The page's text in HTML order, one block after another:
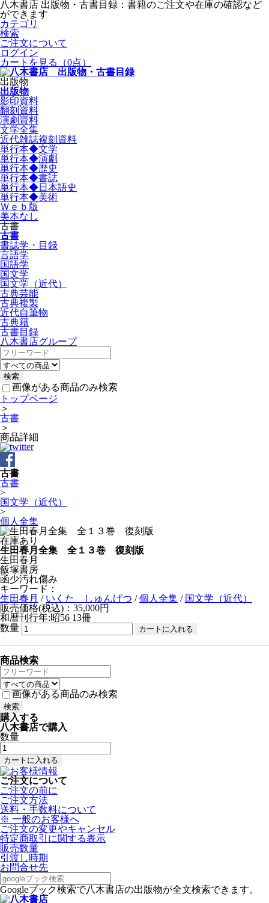
八木書店 出版物・古書目録：書籍のご注文や在庫の確認など
ができます
カテゴリ
検索
ご注文について
ログイン
カートを見る
（0点）
出版物
出版物
影印資料
翻刻資料
演劇資料
文学全集
近代雑誌複刻資料
単行本◆文学
単行本◆演劇
単行本◆歴史
単行本◆書誌
単行本◆日本語史
単行本◆美術
Ｗｅｂ版
美本なし
古書
古書
書誌学・目録
言語学
国語学
国文学
国文学（近代）
古典芸能
古典複製
近代自筆物
古典籍
古書目録
八木書店グループ
画像がある商品のみ検索
トップページ
＞
古書
＞
商品詳細
古書
古書
>
国文学（近代）
>
個人全集
在庫あり
生田春月全集 全１３巻 復刻版
生田春月
飯塚書房
函少汚れ傷み
キーワード：
生田春月 / いくた しゅんげつ /個人全集 / 国文学（近代）
販売価格(税込)：35,000円
和暦刊行年:昭56 13冊
数量
商品検索
画像がある商品のみ検索
購入する
八木書店で購入
数量
ご注文について
ご注文の前に
ご注文方法
送料・手数料について
※ 一般のお客様へ
ご注文の変更やキャンセル
特定商取引に関する表示
販売数量
引渡し時期
お問合せ先
Googleブック検索で八木書店の出版物が全文検索できます。